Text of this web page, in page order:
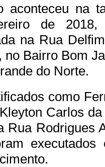
aconteceu na
de 2018,
na Rua
no Bairro Bom
do Norte.
como
Carlos
Rua Rodrigues
executados